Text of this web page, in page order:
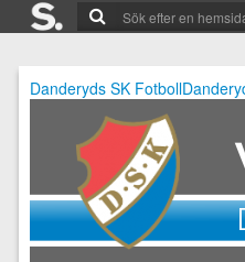
Danderyds SK Fotboll